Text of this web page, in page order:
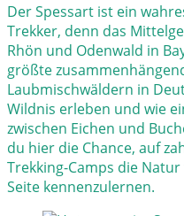
Der Spessart ist ein
Trekker, denn das
Rhön und Odenwald in
größte
Laubmischwäldern in
Wildnis erleben und wie
zwischen Eichen und
du hier die Chance, auf
Trekking-Camps die
Seite kennenzulernen.